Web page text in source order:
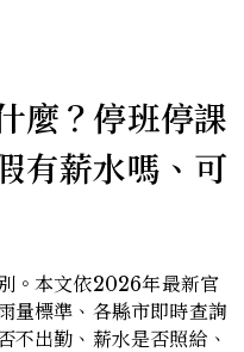
麼？停班停課
有薪水嗎、可
。本文依2026年最新官
量標準、各縣市即時查詢
不出勤、薪水是否照給、